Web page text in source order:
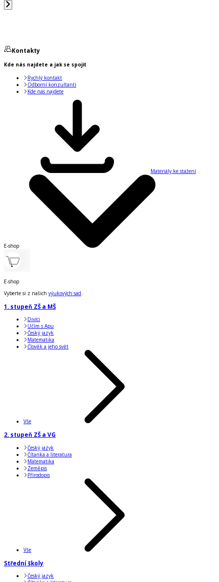
Kontakty
Kde nás najdete a jak se spojit
Rychlý kontakt
Odborní konzultanti
Kde nás najdete
Materiály ke stažení
E-shop
E-shop
Vyberte si z našich výukových sad.
1. stupeň ZŠ a MŠ
Divíci
Učím s Apu
Český jazyk
Matematika
Člověk a jeho svět
Vše
2. stupeň ZŠ a VG
Český jazyk
Čítanka a literatura
Matematika
Zeměpis
Přírodopis
Vše
Střední školy
Český jazyk